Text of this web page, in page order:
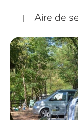
| Aire de